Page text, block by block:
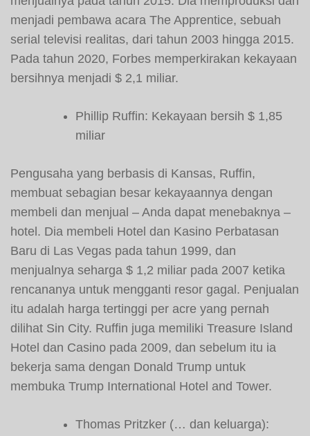
menjadi pembawa acara The Apprentice, sebuah
serial televisi realitas, dari tahun 2003 hingga 2015.
Pada tahun 2020, Forbes memperkirakan kekayaan
bersihnya menjadi $ 2,1 miliar.
Phillip Ruffin: Kekayaan bersih $ 1,85
miliar
Pengusaha yang berbasis di Kansas, Ruffin,
membuat sebagian besar kekayaannya dengan
membeli dan menjual – Anda dapat menebaknya –
hotel. Dia membeli Hotel dan Kasino Perbatasan
Baru di Las Vegas pada tahun 1999, dan
menjualnya seharga $ 1,2 miliar pada 2007 ketika
rencananya untuk mengganti resor gagal. Penjualan
itu adalah harga tertinggi per acre yang pernah
dilihat Sin City. Ruffin juga memiliki Treasure Island
Hotel dan Casino pada 2009, dan sebelum itu ia
bekerja sama dengan Donald Trump untuk
membuka Trump International Hotel and Tower.
Thomas Pritzker (… dan keluarga):